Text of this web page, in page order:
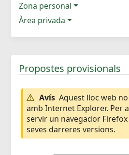
Zona personal
Àrea privada
Propostes provisionals
Avís Aquest lloc web
amb Internet Explorer. Per
servir un navegador
seves darreres versions.